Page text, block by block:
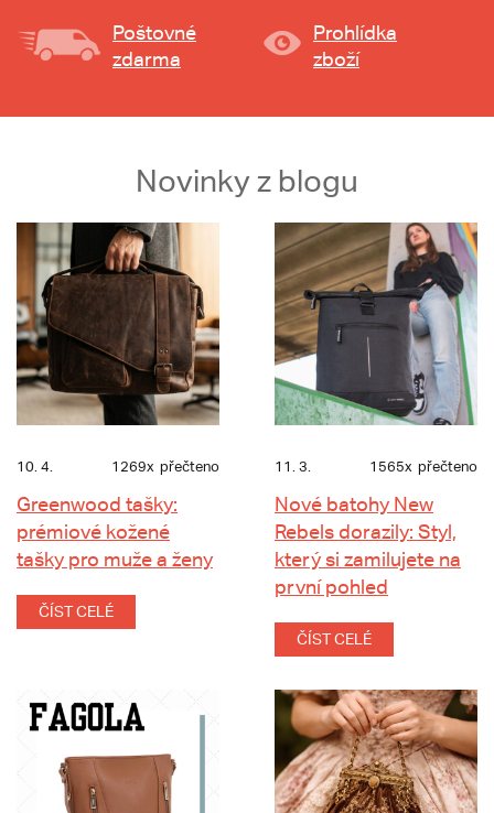
Poštovné
zdarma
Prohlídka
zboží
Novinky z blogu
10. 4. 1269x přečteno
Greenwood tašky:
prémiové kožené
tašky pro muže a ženy
ČÍST CELÉ
11. 3. 1565x přečteno
Nové batohy New
Rebels dorazily: Styl,
který si zamilujete na
první pohled
ČÍST CELÉ